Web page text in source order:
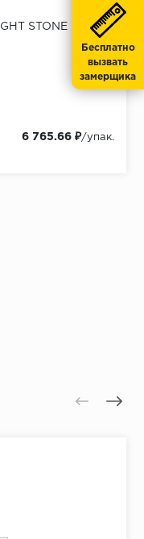
STONE
6 765.66 ₽/упак.
Бесплатно
вызвать
замерщика